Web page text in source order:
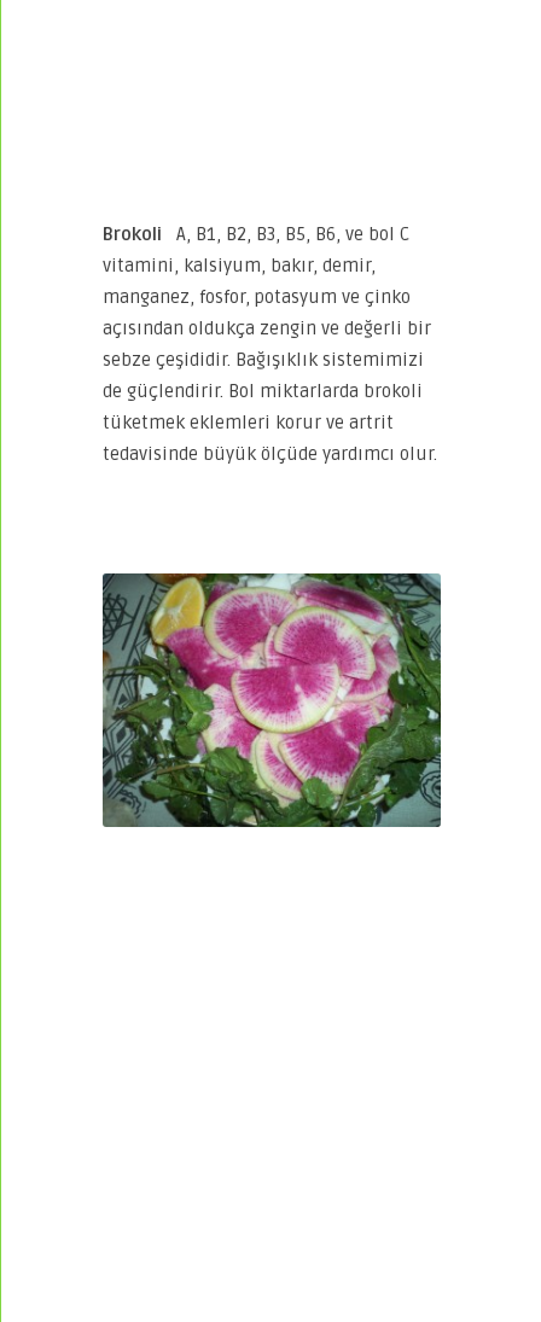
Brokoli
A, B1, B2, B3, B5, B6, ve bol C
vitamini, kalsiyum, bakır, demir,
manganez, fosfor, potasyum ve çinko
açısından oldukça zengin ve değerli bir
sebze çeşididir. Bağışıklık sistemimizi
de güçlendirir. Bol miktarlarda brokoli
tüketmek eklemleri korur ve artrit
tedavisinde büyük ölçüde yardımcı olur.